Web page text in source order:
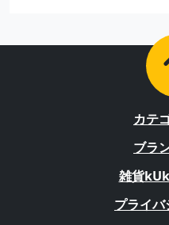
カテ
ブラ
雑貨
プライ